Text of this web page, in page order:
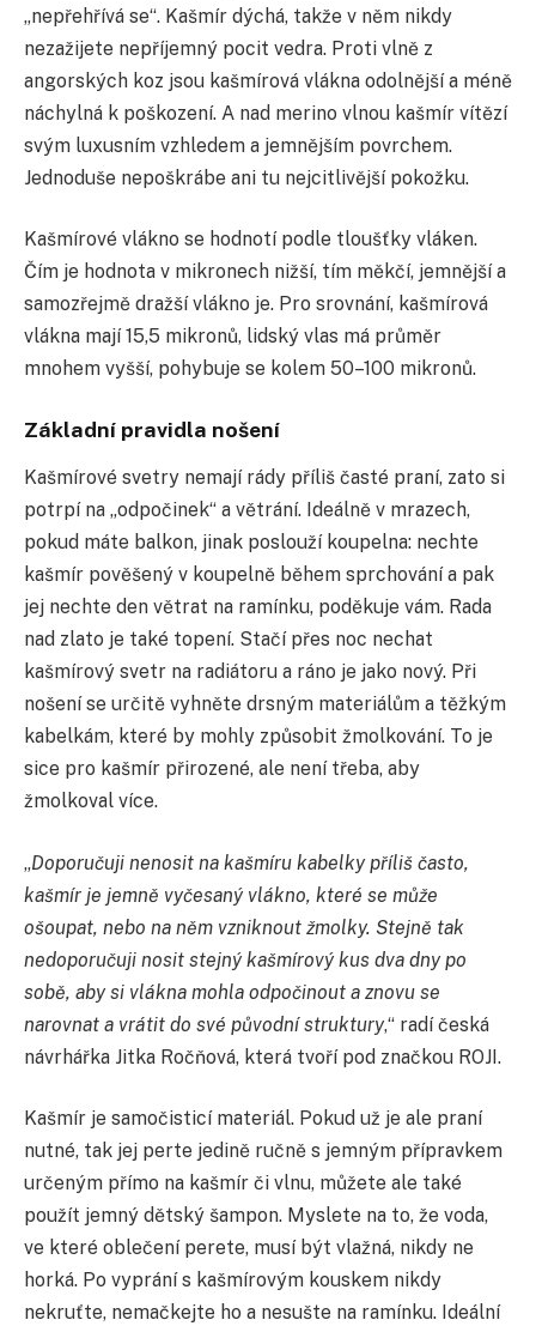
„nepřehřívá se“. Kašmír dýchá, takže v něm nikdy
nezažijete nepříjemný pocit vedra. Proti vlně z
angorských koz jsou kašmírová vlákna odolnější a méně
náchylná k poškození. A nad merino vlnou kašmír vítězí
svým luxusním vzhledem a jemnějším povrchem.
Jednoduše nepoškrábe ani tu nejcitlivější pokožku.
Kašmírové vlákno se hodnotí podle tloušťky vláken.
Čím je hodnota v mikronech nižší, tím měkčí, jemnější a
samozřejmě dražší vlákno je. Pro srovnání, kašmírová
vlákna mají 15,5 mikronů, lidský vlas má průměr
mnohem vyšší, pohybuje se kolem 50–100 mikronů.
Základní pravidla nošení
Kašmírové svetry nemají rády příliš časté praní, zato si
potrpí na „odpočinek“ a větrání. Ideálně v mrazech,
pokud máte balkon, jinak poslouží koupelna: nechte
kašmír pověšený v koupelně během sprchování a pak
jej nechte den větrat na ramínku, poděkuje vám. Rada
nad zlato je také topení. Stačí přes noc nechat
kašmírový svetr na radiátoru a ráno je jako nový. Při
nošení se určitě vyhněte drsným materiálům a těžkým
kabelkám, které by mohly způsobit žmolkování. To je
sice pro kašmír přirozené, ale není třeba, aby
žmolkoval více.
„Doporučuji nenosit na kašmíru kabelky příliš často,
kašmír je jemně vyčesaný vlákno, které se může
ošoupat, nebo na něm vzniknout žmolky. Stejně tak
nedoporučuji nosit stejný kašmírový kus dva dny po
sobě, aby si vlákna mohla odpočinout a znovu se
narovnat a vrátit do své původní struktury,“ radí česká
návrhářka Jitka Ročňová, která tvoří pod značkou ROJI.
Kašmír je samočisticí materiál. Pokud už je ale praní
nutné, tak jej perte jedině ručně s jemným přípravkem
určeným přímo na kašmír či vlnu, můžete ale také
použít jemný dětský šampon. Myslete na to, že voda,
ve které oblečení perete, musí být vlažná, nikdy ne
horká. Po vyprání s kašmírovým kouskem nikdy
nekruťte, nemačkejte ho a nesušte na ramínku. Ideální